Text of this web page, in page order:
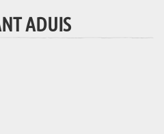
ADUIS